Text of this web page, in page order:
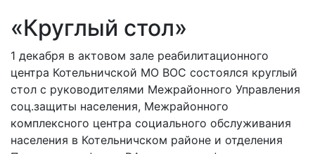
«Круглый стол»
1 декабря в актовом зале реабилитационного
центра Котельничской МО ВОС состоялся круглый
стол с руководителями Межрайонного Управления
соц.защиты населения, Межрайонного
комплексного центра социального обслуживания
населения в Котельничском районе и отделения